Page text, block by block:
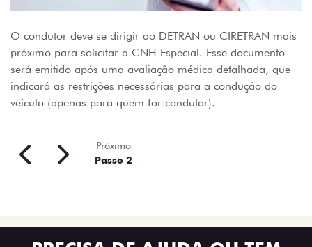
O condutor deve se dirigir ao DETRAN ou CIRETRAN mais
próximo para solicitar a CNH Especial. Esse documento
será emitido após uma avaliação médica detalhada, que
indicará as restrições necessárias para a condução do
veículo (apenas para quem for condutor).
Próximo
Passo 2